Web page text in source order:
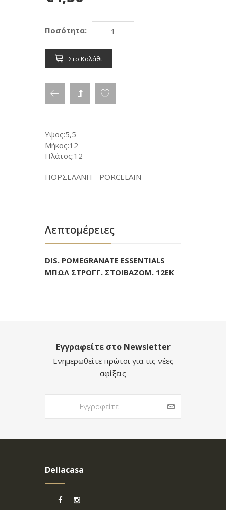
Ποσότητα:
Στο Καλάθι
Υψος:5,5
Μήκος:12
Πλάτος:12
ΠΟΡΣΕΛΑΝΗ - PORCELAIN
Λεπτομέρειες
DIS. POMEGRANATE ESSENTIALS
ΜΠΩΛ ΣΤΡΟΓΓ. ΣΤΟΙΒΑΖΟΜ. 12ΕΚ
Εγγραφείτε στο Newsletter
Ενημερωθείτε πρώτοι για τις νέες
αφίξεις
Dellacasa